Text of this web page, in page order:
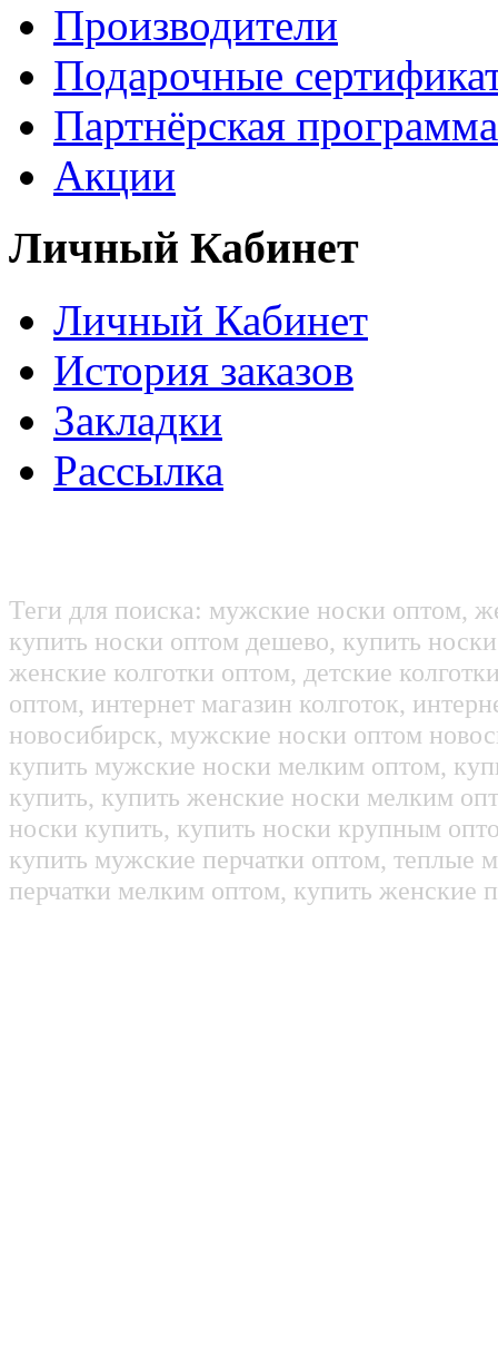
Производители
Подарочные
Партнёрская программа
Акции
Личный Кабинет
Личный Кабинет
История заказов
Закладки
Рассылка
Теги для поиска: мужские носки оптом,
купить носки оптом дешево, купить
женские колготки оптом, детские
оптом, интернет магазин колготок,
новосибирск, мужские носки оптом
купить мужские носки мелким оптом,
купить, купить женские носки мелким
носки купить, купить носки крупным
купить мужские перчатки оптом, теплые
перчатки мелким оптом, купить женские